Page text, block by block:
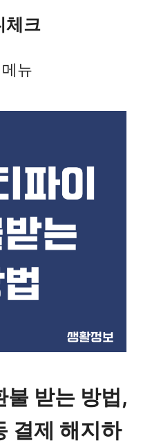
체크
메뉴
불 받는 방법,
결제 해지하